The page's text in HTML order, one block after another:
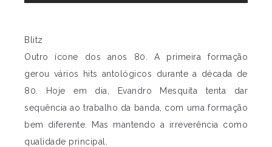
Blitz
Outro ícone dos anos 80. A primeira formação
gerou vários hits antológicos durante a década de
80. Hoje em dia, Evandro Mesquita tenta dar
sequência ao trabalho da banda, com uma formação
bem diferente. Mas mantendo a irreverência como
qualidade principal.